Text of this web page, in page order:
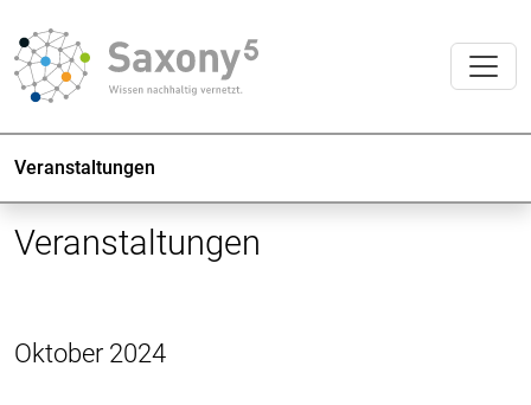
Veranstaltungen
Veranstaltungen
Oktober 2024